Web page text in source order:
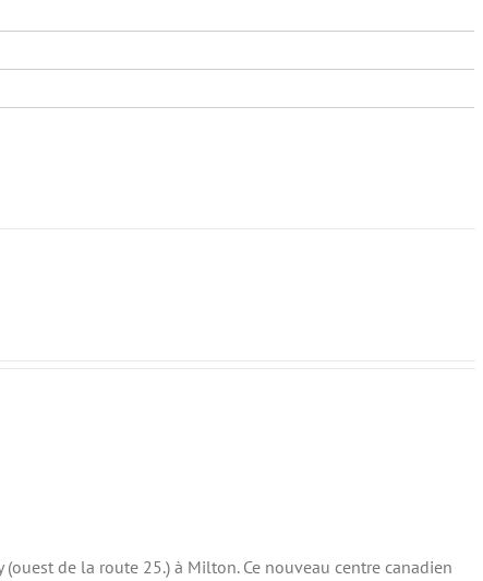
de la route 25.) à Milton. Ce nouveau centre canadien